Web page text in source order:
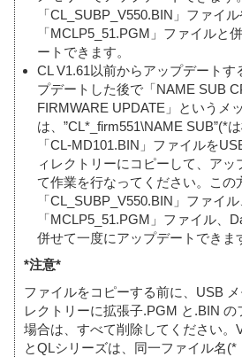
「CL_SUBP_V550.BIN」ファイ
「MCLP5_51.PGM」ファイルと
ートできます。
CL V1.61以前からアップデートす
プデートした後で「NAME SUB
FIRMWARE UPDATE」というメ
は、”CL*_firm551\NAME SUB”(*
「CL-MD101.BIN」ファイルを
ィレクトリーにコピーして、アッ
て作業を行なってください。この
「CL_SUBP_V550.BIN」ファイル
「MCLP5_51.PGM」ファイル、
併せて一度にアップデートできま
*注意*
ファイルをコピーする前に、USB
レクトリーに拡張子.PGM と.BIN の
場合は、すべて削除してください。
とQLシリーズは、同一ファイル名